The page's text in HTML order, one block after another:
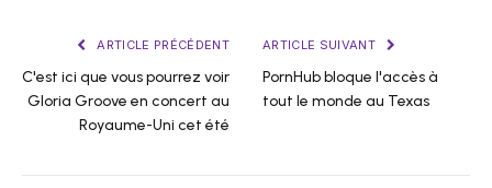
ARTICLE PRÉCÉDENT
C'est ici que vous pourrez voir
Gloria Groove en concert au
Royaume-Uni cet été
ARTICLE SUIVANT
PornHub bloque l'accès à
tout le monde au Texas